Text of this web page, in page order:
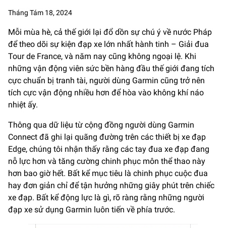
Tháng Tám 18, 2024
Mỗi mùa hè, cả thế giới lại đổ dồn sự chú ý về nước Pháp
để theo dõi sự kiện đạp xe lớn nhất hành tinh – Giải đua
Tour de France, và năm nay cũng không ngoại lệ. Khi
những vận động viên sức bền hàng đầu thế giới đang tích
cực chuẩn bị tranh tài, người dùng Garmin cũng trở nên
tích cực vận động nhiều hơn để hòa vào không khí náo
nhiệt ấy.
Thông qua dữ liệu từ cộng đồng người dùng Garmin
Connect đã ghi lại quãng đường trên các thiết bị xe đạp
Edge, chúng tôi nhận thấy rằng các tay đua xe đạp đang
nỗ lực hơn và tăng cường chinh phục môn thể thao này
hơn bao giờ hết. Bất kể mục tiêu là chinh phục cuộc đua
hay đơn giản chỉ để tận hưởng những giây phút trên chiếc
xe đạp. Bất kể động lực là gì, rõ ràng rằng những người
đạp xe sử dụng Garmin luôn tiến về phía trước.